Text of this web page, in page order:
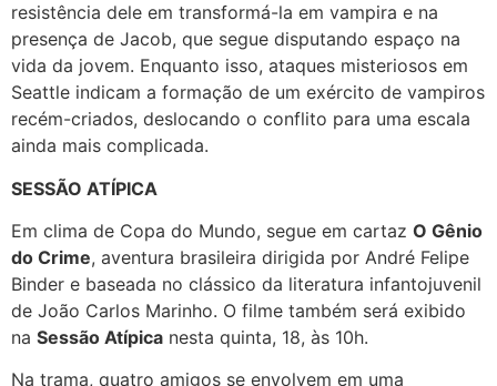
resistência dele em transformá-la em vampira e na
presença de Jacob, que segue disputando espaço na
vida da jovem. Enquanto isso, ataques misteriosos em
Seattle indicam a formação de um exército de vampiros
recém-criados, deslocando o conflito para uma escala
ainda mais complicada.
SESSÃO ATÍPICA
Em clima de Copa do Mundo, segue em cartaz O Gênio
do Crime, aventura brasileira dirigida por André Felipe
Binder e baseada no clássico da literatura infantojuvenil
de João Carlos Marinho. O filme também será exibido
na Sessão Atípica nesta quinta, 18, às 10h.
Na trama, quatro amigos se envolvem em uma